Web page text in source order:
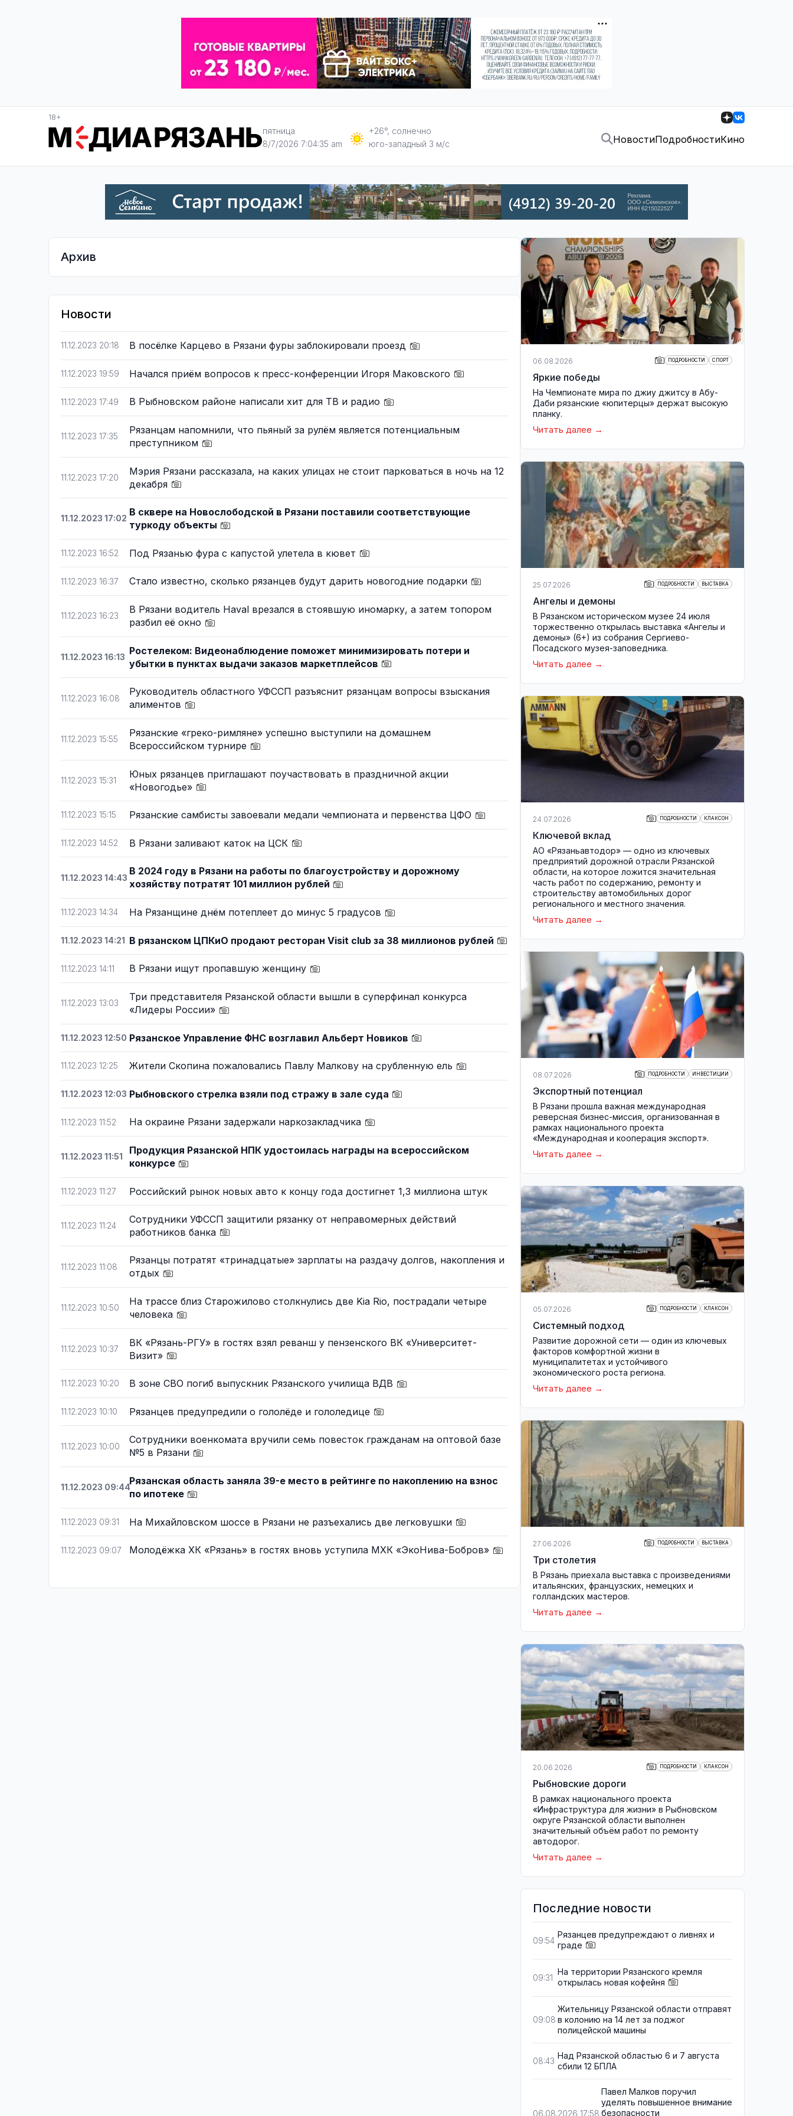
18+
пятница
8/7/2026 7:04:36 am
+26°, солнечно
юго-западный 3 м/с
НовостиПодробностиКино
Архив
Новости
11.12.2023 20:18 В посёлке Карцево в Рязани фуры заблокировали проезд
11.12.2023 19:59 Начался приём вопросов к пресс-конференции Игоря Маковского
11.12.2023 17:49 В Рыбновском районе написали хит для ТВ и радио
11.12.2023 17:35
Рязанцам напомнили, что пьяный за рулём является потенциальным
преступником
11.12.2023 17:20
Мэрия Рязани рассказала, на каких улицах не стоит парковаться в ночь на 12
декабря
11.12.2023 17:02
В сквере на Новослободской в Рязани поставили соответствующие
туркоду объекты
11.12.2023 16:52 Под Рязанью фура с капустой улетела в кювет
11.12.2023 16:37 Стало известно, сколько рязанцев будут дарить новогодние подарки
11.12.2023 16:23
В Рязани водитель Haval врезался в стоявшую иномарку, а затем топором
разбил её окно
11.12.2023 16:13
Ростелеком: Видеонаблюдение поможет минимизировать потери и
убытки в пунктах выдачи заказов маркетплейсов
11.12.2023 16:08
Руководитель областного УФССП разъяснит рязанцам вопросы взыскания
алиментов
11.12.2023 15:55
Рязанские «греко-римляне» успешно выступили на домашнем
Всероссийском турнире
11.12.2023 15:31
Юных рязанцев приглашают поучаствовать в праздничной акции
«Новогодье»
11.12.2023 15:15 Рязанские самбисты завоевали медали чемпионата и первенства ЦФО
11.12.2023 14:52 В Рязани заливают каток на ЦСК
11.12.2023 14:43
В 2024 году в Рязани на работы по благоустройству и дорожному
хозяйству потратят 101 миллион рублей
11.12.2023 14:34 На Рязанщине днём потеплеет до минус 5 градусов
11.12.2023 14:21 В рязанском ЦПКиО продают ресторан Visit club за 38 миллионов рублей
11.12.2023 14:11 В Рязани ищут пропавшую женщину
11.12.2023 13:03
Три представителя Рязанской области вышли в суперфинал конкурса
«Лидеры России»
11.12.2023 12:50 Рязанское Управление ФНС возглавил Альберт Новиков
11.12.2023 12:25 Жители Скопина пожаловались Павлу Малкову на срубленную ель
11.12.2023 12:03 Рыбновского стрелка взяли под стражу в зале суда
11.12.2023 11:52 На окраине Рязани задержали наркозакладчика
11.12.2023 11:51
Продукция Рязанской НПК удостоилась награды на всероссийском
конкурсе
11.12.2023 11:27 Российский рынок новых авто к концу года достигнет 1,3 миллиона штук
11.12.2023 11:24
Сотрудники УФССП защитили рязанку от неправомерных действий
работников банка
11.12.2023 11:08
Рязанцы потратят «тринадцатые» зарплаты на раздачу долгов, накопления и
отдых
11.12.2023 10:50
На трассе близ Старожилово столкнулись две Kia Rio, пострадали четыре
человека
11.12.2023 10:37
ВК «Рязань-РГУ» в гостях взял реванш у пензенского ВК «Университет-
Визит»
11.12.2023 10:20 В зоне СВО погиб выпускник Рязанского училища ВДВ
11.12.2023 10:10 Рязанцев предупредили о гололёде и гололедице
11.12.2023 10:00
Сотрудники военкомата вручили семь повесток гражданам на оптовой базе
№5 в Рязани
11.12.2023 09:44
Рязанская область заняла 39-е место в рейтинге по накоплению на взнос
по ипотеке
11.12.2023 09:31 На Михайловском шоссе в Рязани не разъехались две легковушки
11.12.2023 09:07 Молодёжка ХК «Рязань» в гостях вновь уступила МХК «ЭкоНива-Бобров»
06.08.2026 ПОДРОБНОСТИ СПОРТ
Яркие победы
На Чемпионате мира по джиу джитсу в Абу-
Даби рязанские «юпитерцы» держат высокую
планку.
Читать далее
25.07.2026 ПОДРОБНОСТИ ВЫСТАВКА
Ангелы и демоны
В Рязанском историческом музее 24 июля
торжественно открылась выставка «Ангелы и
демоны» (6+) из собрания Сергиево-
Посадского музея-заповедника.
Читать далее
24.07.2026 ПОДРОБНОСТИ КЛАКСОН
Ключевой вклад
АО «Рязаньавтодор» — одно из ключевых
предприятий дорожной отрасли Рязанской
области, на которое ложится значительная
часть работ по содержанию, ремонту и
строительству автомобильных дорог
регионального и местного значения.
Читать далее
08.07.2026 ПОДРОБНОСТИ ИНВЕСТИЦИИ
Экспортный потенциал
В Рязани прошла важная международная
реверсная бизнес-миссия, организованная в
рамках национального проекта
«Международная и кооперация экспорт».
Читать далее
05.07.2026 ПОДРОБНОСТИ КЛАКСОН
Системный подход
Развитие дорожной сети — один из ключевых
факторов комфортной жизни в
муниципалитетах и устойчивого
экономического роста региона.
Читать далее
27.06.2026 ПОДРОБНОСТИ ВЫСТАВКА
Три столетия
В Рязань приехала выставка с произведениями
итальянских, французских, немецких и
голландских мастеров.
Читать далее
20.06.2026 ПОДРОБНОСТИ КЛАКСОН
Рыбновские дороги
В рамках национального проекта
«Инфраструктура для жизни» в Рыбновском
округе Рязанской области выполнен
значительный объём работ по ремонту
автодорог.
Читать далее
Последние новости
09:54
Рязанцев предупреждают о ливнях и
граде
09:31
На территории Рязанского кремля
открылась новая кофейня
09:08
Жительницу Рязанской области отправят
в колонию на 14 лет за поджог
полицейской машины
08:43
Над Рязанской областью 6 и 7 августа
сбили 12 БПЛА
06.08.2026 17:58
Павел Малков поручил
уделять повышенное внимание
безопасности